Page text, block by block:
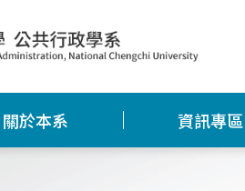
關於本系 資訊專區